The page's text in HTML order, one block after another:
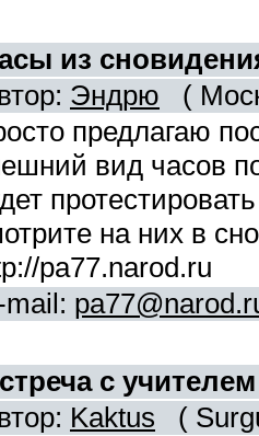
из
Эндрю (
предлагаю
вид часов
на них в
pa77.narod.ru
mail:
с
Kaktus (